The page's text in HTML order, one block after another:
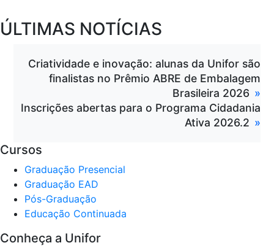
ÚLTIMAS NOTÍCIAS
Criatividade e inovação: alunas da Unifor são
finalistas no Prêmio ABRE de Embalagem
Brasileira 2026
Inscrições abertas para o Programa Cidadania
Ativa 2026.2
Cursos
Graduação Presencial
Graduação EAD
Pós-Graduação
Educação Continuada
Conheça a Unifor